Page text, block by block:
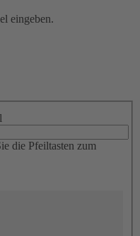
eingeben.
die Pfeiltasten zum